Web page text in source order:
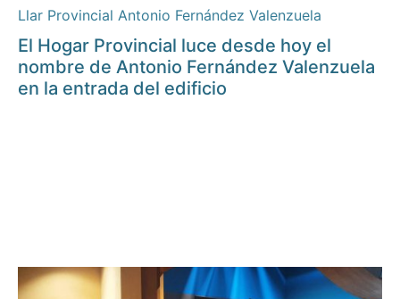
Llar Provincial Antonio Fernández Valenzuela
El Hogar Provincial luce desde hoy el
nombre de Antonio Fernández Valenzuela
en la entrada del edificio